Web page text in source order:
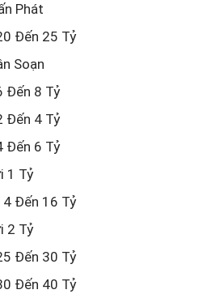
Phát
Đến 25 Tỷ
Soạn
Đến 8 Tỷ
Đến 4 Tỷ
Đến 6 Tỷ
1 Tỷ
Đến 16 Tỷ
2 Tỷ
Đến 30 Tỷ
Đến 40 Tỷ